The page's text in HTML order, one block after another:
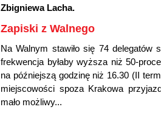
Zbigniewa Lacha.
Zapiski z Walnego
Na Walnym stawiło się 74 delegatów
frekwencja byłaby wyższa niż 50-
na późniejszą godzinę niż 16.30 (II
miejscowości spoza Krakowa
mało możliwy...